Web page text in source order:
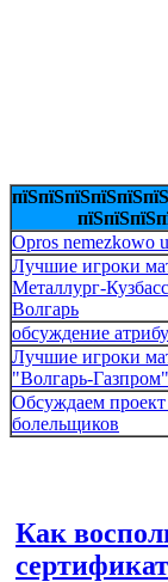
Opros nemezkowo
Лучшие игроки
Металлург-
Волгарь
обсуждение
Лучшие игроки
"Волгарь-
Обсуждаем проект
болельщиков
Как